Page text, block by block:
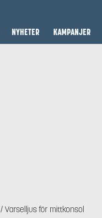
NYHETER KAMPANJER
/ Varselljus för mittkonsol